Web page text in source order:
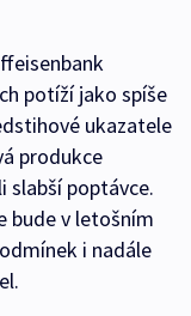
potíží jako spíše
ukazatele
produkce
slabší poptávce.
bude v letošním
i nadále